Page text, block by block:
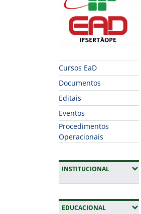
Cursos EaD
Documentos
Editais
Eventos
Procedimentos
Operacionais
INSTITUCIONAL
EDUCACIONAL(EXPANDIR